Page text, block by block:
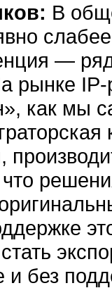
В
—
рынке
как мы
без